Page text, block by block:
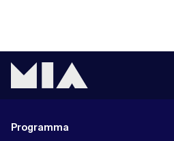
Programma